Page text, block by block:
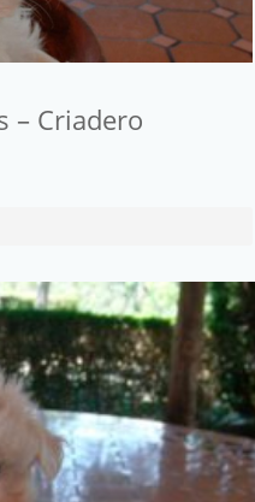
– Criadero